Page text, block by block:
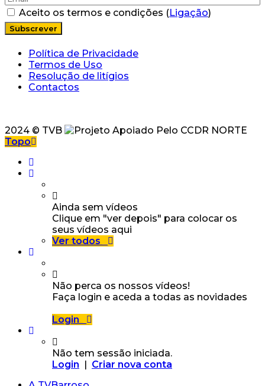
Aceito os termos e condições (Ligação)
Política de Privacidade
Termos de Uso
Resolução de litígios
Contactos
2024 © TVB
Topo
Ainda sem vídeos
Clique em "ver depois" para colocar os
seus vídeos aqui
Ver todos
Não perca os nossos vídeos!
Faça login e aceda a todas as novidades
Login
Não tem sessão iniciada.
Login | Criar nova conta